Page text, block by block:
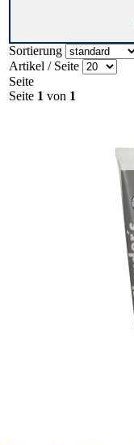
Sortierung
Artikel / Seite
Seite
Seite 1 von 1